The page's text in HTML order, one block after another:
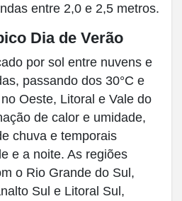
entre 2,0 e 2,5 metros.
Dia de Verão
por sol entre nuvens e
passando dos 30°C e
Oeste, Litoral e Vale do
de calor e umidade,
chuva e temporais
e a noite. As regiões
o Rio Grande do Sul,
Sul e Litoral Sul,